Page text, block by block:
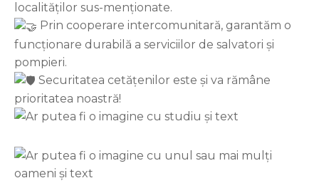
localităților sus-menționate.
Prin cooperare intercomunitară, garantăm o
funcționare durabilă a serviciilor de salvatori și
pompieri.
Securitatea cetățenilor este și va rămâne
prioritatea noastră!